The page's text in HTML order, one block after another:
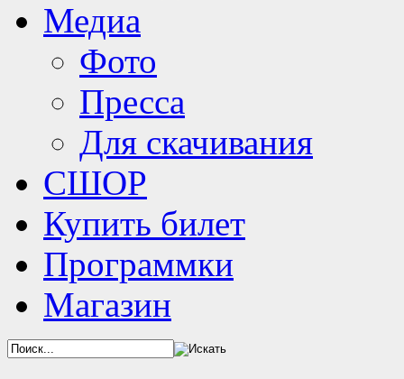
Медиа
Фото
Пресса
Для скачивания
СШОР
Купить билет
Программки
Магазин